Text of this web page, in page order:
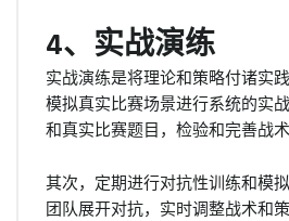
4、实战演练
实战演练是将理论和策略付诸实
模拟真实比赛场景进行系统的实
和真实比赛题目，检验和完善战术
其次，定期进行对抗性训练和模
团队展开对抗，实时调整战术和